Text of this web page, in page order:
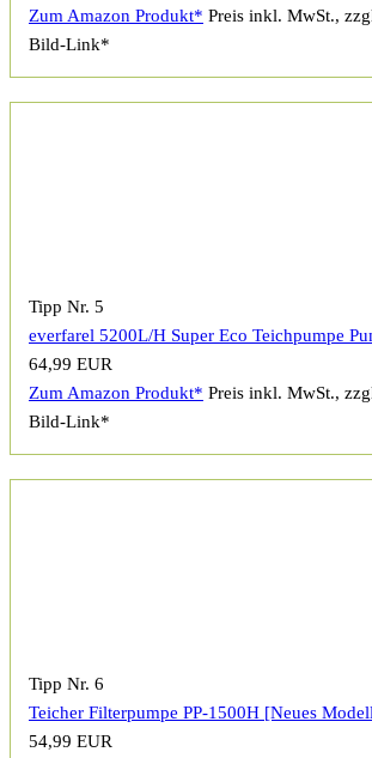
Zum Amazon Produkt* Preis inkl. MwSt.,
Bild-Link*
Tipp Nr. 5
everfarel 5200L/H Super Eco Teichpumpe
64,99 EUR
Zum Amazon Produkt* Preis inkl. MwSt.,
Bild-Link*
Tipp Nr. 6
Teicher Filterpumpe PP-1500H [Neues
54,99 EUR